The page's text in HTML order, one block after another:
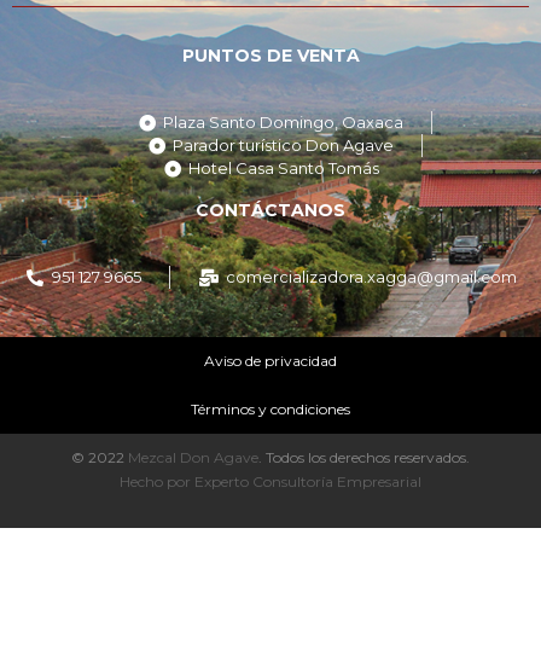
PUNTOS DE VENTA
Plaza Santo Domingo, Oaxaca
Parador turístico Don Agave
Hotel Casa Santo Tomás
CONTÁCTANOS
951 127 9665 comercializadora.xagga@gmail.com
Aviso de privacidad
Términos y condiciones
© 2022 Mezcal Don Agave. Todos los derechos reservados.
Hecho por Experto Consultoría Empresarial